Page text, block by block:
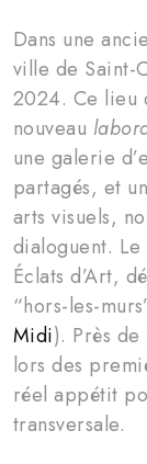
Dans une
ville de Saint-
2024. Ce lieu
nouveau
une galerie
partagés, et
arts visuels,
dialoguent.
Éclats d’Art,
“hors-les-
Midi). Près
lors des
réel appétit
transversale.